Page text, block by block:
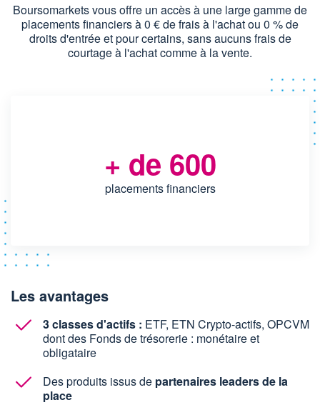
Boursomarkets vous offre un accès à une large gamme de
placements financiers à 0 € de frais à l'achat ou 0 % de
droits d'entrée et pour certains, sans aucuns frais de
courtage à l'achat comme à la vente.
+ de 600
placements financiers
Les avantages
3 classes d'actifs : ETF, ETN Crypto-actifs, OPCVM
dont des Fonds de trésorerie : monétaire et
obligataire
Des produits issus de partenaires leaders de la
place